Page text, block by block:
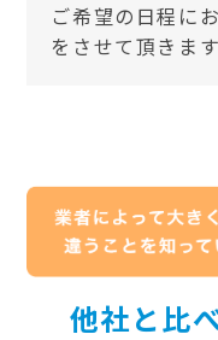
ご希望の日程に
をさせて頂きます
他社と比